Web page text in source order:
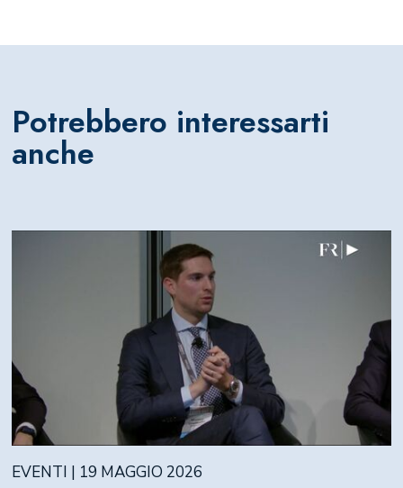
Potrebbero interessarti
anche
EVENTI | 19 MAGGIO 2026